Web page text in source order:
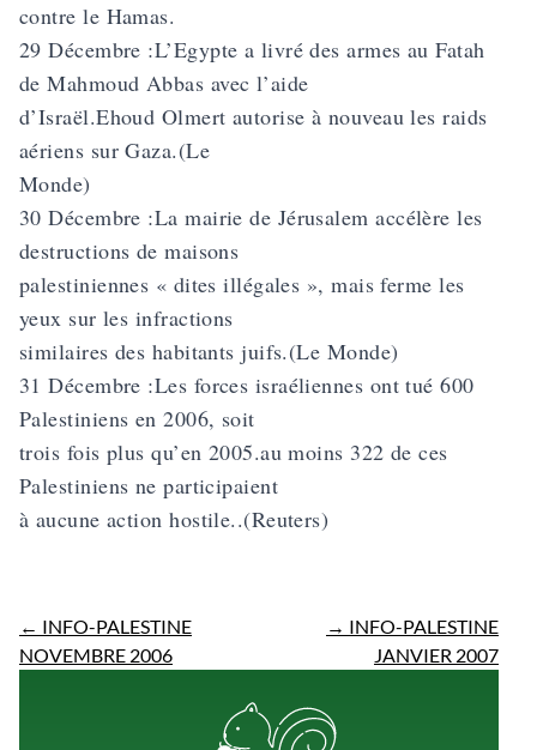
contre le Hamas.
29 Décembre :L’Egypte a livré des armes au Fatah
de Mahmoud Abbas avec l’aide
d’Israël.Ehoud Olmert autorise à nouveau les raids
aériens sur Gaza.(Le
Monde)
30 Décembre :La mairie de Jérusalem accélère les
destructions de maisons
palestiniennes « dites illégales », mais ferme les
yeux sur les infractions
similaires des habitants juifs.(Le Monde)
31 Décembre :Les forces israéliennes ont tué 600
Palestiniens en 2006, soit
trois fois plus qu’en 2005.au moins 322 de ces
Palestiniens ne participaient
à aucune action hostile..(Reuters)
← INFO-PALESTINE
NOVEMBRE 2006
→ INFO-PALESTINE
JANVIER 2007